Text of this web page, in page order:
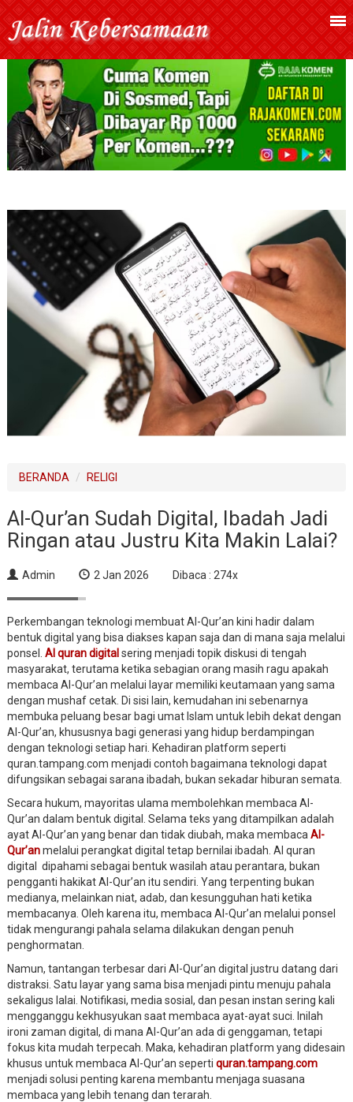
BERANDA RELIGI
Al-Qur’an Sudah Digital, Ibadah Jadi
Ringan atau Justru Kita Makin Lalai?
Admin 2 Jan 2026 Dibaca : 274x
Perkembangan teknologi membuat Al-Qur’an kini hadir dalam
bentuk digital yang bisa diakses kapan saja dan di mana saja melalui
ponsel. Al quran digital sering menjadi topik diskusi di tengah
masyarakat, terutama ketika sebagian orang masih ragu apakah
membaca Al-Qur’an melalui layar memiliki keutamaan yang sama
dengan mushaf cetak. Di sisi lain, kemudahan ini sebenarnya
membuka peluang besar bagi umat Islam untuk lebih dekat dengan
Al-Qur’an, khususnya bagi generasi yang hidup berdampingan
dengan teknologi setiap hari. Kehadiran platform seperti
quran.tampang.com menjadi contoh bagaimana teknologi dapat
difungsikan sebagai sarana ibadah, bukan sekadar hiburan semata.
Secara hukum, mayoritas ulama membolehkan membaca Al-
Qur’an dalam bentuk digital. Selama teks yang ditampilkan adalah
ayat Al-Qur’an yang benar dan tidak diubah, maka membaca Al-
Qur’anmelalui perangkat digital tetap bernilai ibadah. Al quran
digital dipahami sebagai bentuk wasilah atau perantara, bukan
pengganti hakikat Al-Qur’an itu sendiri. Yang terpenting bukan
medianya, melainkan niat, adab, dan kesungguhan hati ketika
membacanya. Oleh karena itu, membaca Al-Qur’an melalui ponsel
tidak mengurangi pahala selama dilakukan dengan penuh
penghormatan.
Namun, tantangan terbesar dari Al-Qur’an digital justru datang dari
distraksi. Satu layar yang sama bisa menjadi pintu menuju pahala
sekaligus lalai. Notifikasi, media sosial, dan pesan instan sering kali
mengganggu kekhusyukan saat membaca ayat-ayat suci. Inilah
ironi zaman digital, di mana Al-Qur’an ada di genggaman, tetapi
fokus kita mudah terpecah. Maka, kehadiran platform yang didesain
khusus untuk membaca Al-Qur’an seperti quran.tampang.com
menjadi solusi penting karena membantu menjaga suasana
membaca yang lebih tenang dan terarah.